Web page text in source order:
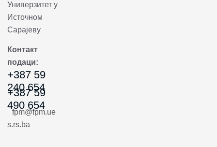
Универзитет у
Источном
Сарајеву
Контакт
подаци:
+387 59
240 654
+387 59
490 654
fpm@fpm.ue
s.rs.ba